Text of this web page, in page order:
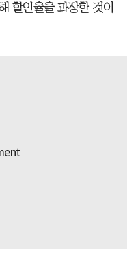
할인율을 과장한 것이